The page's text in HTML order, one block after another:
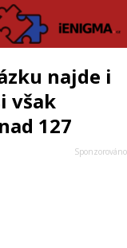
najde i
však
127